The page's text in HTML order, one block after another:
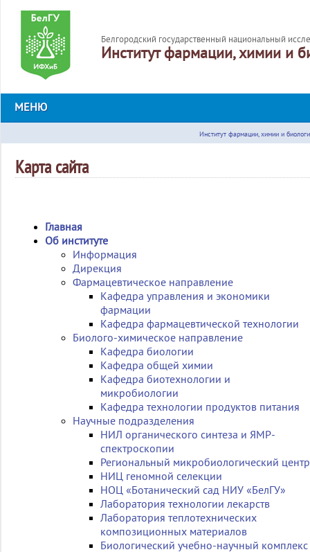
Белгородский государственный национальный
Институт фармации, химии и
МЕНЮ
Институт фармации, химии и
Карта сайта
Главная
Об институте
Информация
Дирекция
Фармацевтическое направление
Кафедра управления и экономики
фармации
Кафедра фармацевтической технологии
Биолого-химическое направление
Кафедра биологии
Кафедра общей химии
Кафедра биотехнологии и
микробиологии
Кафедра технологии продуктов питания
Научные подразделения
НИЛ органического синтеза и ЯМР-
спектроскопии
Региональный микробиологический центр
НИЦ геномной селекции
НОЦ «Ботанический сад НИУ «БелГУ»
Лаборатория технологии лекарств
Лаборатория теплотехнических
композиционных материалов
Биологический учебно-научный комплекс